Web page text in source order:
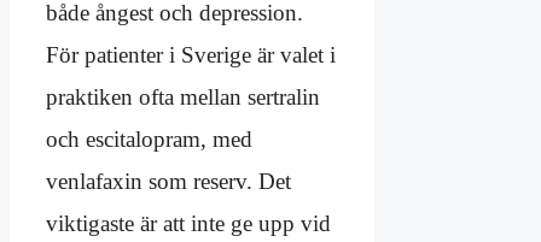
både ångest och depression.
För patienter i Sverige är valet i
praktiken ofta mellan sertralin
och escitalopram, med
venlafaxin som reserv. Det
viktigaste är att inte ge upp vid